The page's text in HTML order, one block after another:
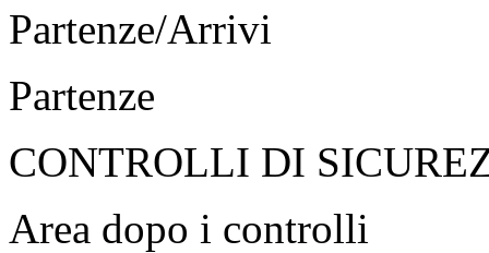
Partenze/Arrivi
Partenze
CONTROLLI DI
Area dopo i controlli